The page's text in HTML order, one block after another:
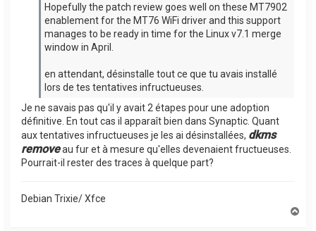
Hopefully the patch review goes well on these MT7902
enablement for the MT76 WiFi driver and this support
manages to be ready in time for the Linux v7.1 merge
window in April.
en attendant, désinstalle tout ce que tu avais installé
lors de tes tentatives infructueuses.
Je ne savais pas qu'il y avait 2 étapes pour une adoption
définitive. En tout cas il apparaît bien dans Synaptic. Quant
aux tentatives infructueuses je les ai désinstallées, dkms
removeau fur et à mesure qu'elles devenaient fructueuses.
Pourrait-il rester des traces à quelque part?
Debian Trixie/ Xfce